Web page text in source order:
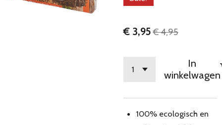
€ 3,95 € 4,95
In
winkelwagen
100% ecologisch en